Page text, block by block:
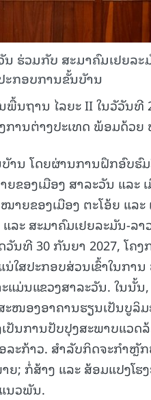
ຮ່ວມກັບ ສະມາຄົມເຢຍລ
ະກອບການຂັ້ນບັານ
ນຖານ ໄລຍະ II ໃນວັວັນທີ
ານຕ່າງປະເທດ ພ້ອມດ້ວຍ
ານ ໂດຍຜ່ານການຝຶກອົບຮົ
ອງເມືອງ ສາລະວັນ ແລະ
ຍຂອງເມືອງ ຕະໂອ້ຍ ແລະ
ສະມາຄົມເຢຍລະມັນ-ລ
ນທີ 30 ກັນຍາ 2027, ໂຄງ
ໃສປະກອບສ່ວນເຂົ້າໃນກາ
ແມ່ນແຂວງສາລະວັນ. ໃນນັ້
ະໜອງອາຄານຮຽນເປັນບູ
ປັນການປັບປຸງສະພາບແວດ
ະກ້າວ. ສໍາລັບກິດຈະກໍາຫຼັ
; ກໍ່ສ້າງ ແລະ ສ້ອມແປງໂ
ນວພັນ.